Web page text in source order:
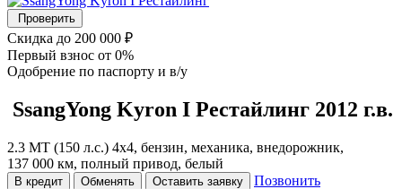
Проверить
Скидка до 200 000 ₽
Первый взнос от 0%
Одобрение по паспорту и в/у
SsangYong Kyron I Рестайлинг 2012 г.в.
2.3 MT (150 л.с.) 4x4, бензин, механика, внедорожник,
137 000 км, полный привод, белый
В кредит Обменять Оставить заявку
Позвонить